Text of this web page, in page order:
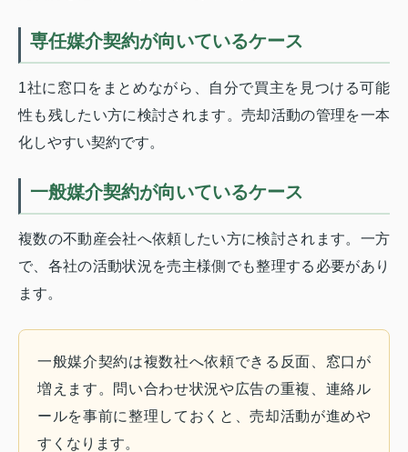
専任媒介契約が向いているケース
1社に窓口をまとめながら、自分で買主を見つける可能
性も残したい方に検討されます。売却活動の管理を一本
化しやすい契約です。
一般媒介契約が向いているケース
複数の不動産会社へ依頼したい方に検討されます。一方
で、各社の活動状況を売主様側でも整理する必要があり
ます。
一般媒介契約は複数社へ依頼できる反面、窓口が
増えます。問い合わせ状況や広告の重複、連絡ル
ールを事前に整理しておくと、売却活動が進めや
すくなります。